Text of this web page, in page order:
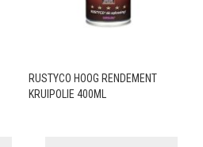
RUSTYCO HOOG RENDEMENT
KRUIPOLIE 400ML